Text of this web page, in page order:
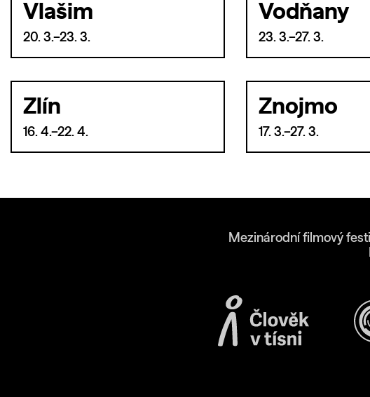
Vlašim
20. 3.–23. 3.
Vodňany
23. 3.–27. 3.
Zlín
16. 4.–22. 4.
Znojmo
17. 3.–27. 3.
Mezinárodní filmový